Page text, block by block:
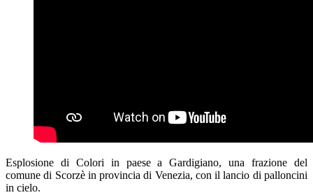
verso
cielo
Esplosione di Colori in paese a Gardigiano, una frazione del
comune di Scorzè in provincia di Venezia, con il lancio di palloncini
in cielo.